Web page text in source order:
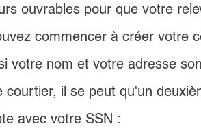
ouvrables pour que votre
commencer à créer votre
votre nom et votre adresse
il se peut qu'un
avec votre SSN :